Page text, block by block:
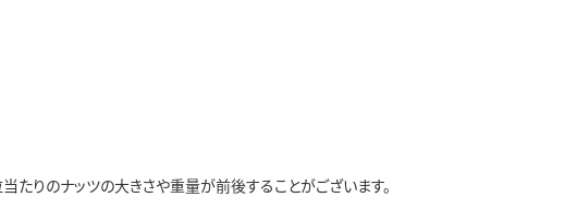
りのナッツの大きさや重量が前後することがございます。